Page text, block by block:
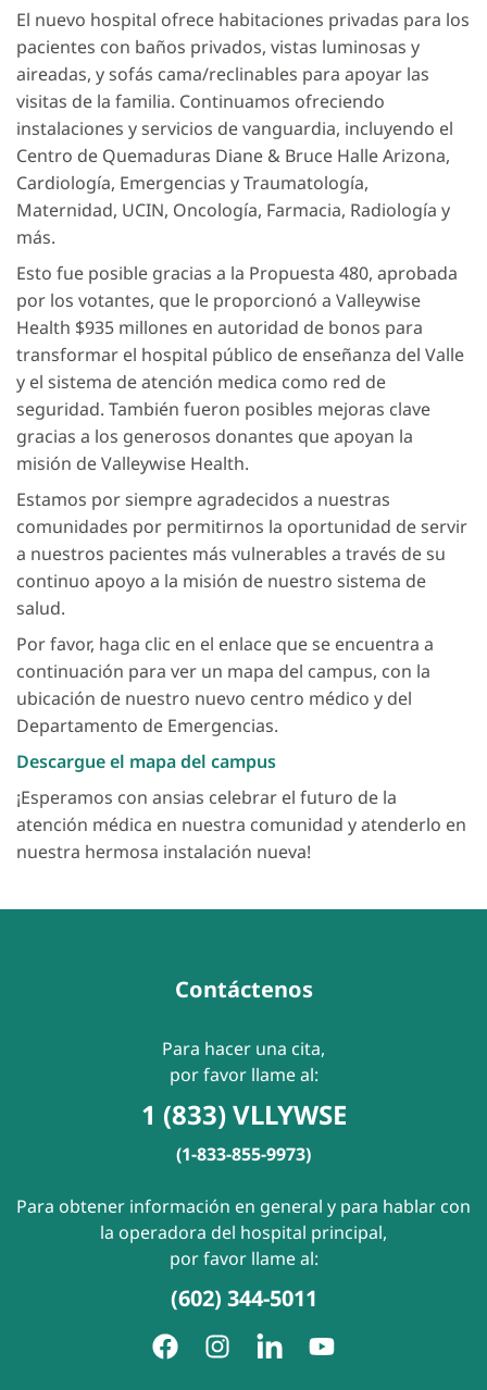
El nuevo hospital ofrece habitaciones privadas para los
pacientes con baños privados, vistas luminosas y
aireadas, y sofás cama/reclinables para apoyar las
visitas de la familia. Continuamos ofreciendo
instalaciones y servicios de vanguardia, incluyendo el
Centro de Quemaduras Diane & Bruce Halle Arizona,
Cardiología, Emergencias y Traumatología,
Maternidad, UCIN, Oncología, Farmacia, Radiología y
más.
Esto fue posible gracias a la Propuesta 480, aprobada
por los votantes, que le proporcionó a Valleywise
Health $935 millones en autoridad de bonos para
transformar el hospital público de enseñanza del Valle
y el sistema de atención medica como red de
seguridad. También fueron posibles mejoras clave
gracias a los generosos donantes que apoyan la
misión de Valleywise Health.
Estamos por siempre agradecidos a nuestras
comunidades por permitirnos la oportunidad de servir
a nuestros pacientes más vulnerables a través de su
continuo apoyo a la misión de nuestro sistema de
salud.
Por favor, haga clic en el enlace que se encuentra a
continuación para ver un mapa del campus, con la
ubicación de nuestro nuevo centro médico y del
Departamento de Emergencias.
Descargue el mapa del campus
¡Esperamos con ansias celebrar el futuro de la
atención médica en nuestra comunidad y atenderlo en
nuestra hermosa instalación nueva!
Contáctenos
Para hacer una cita,
por favor llame al:
1 (833) VLLYWSE
(1-833-855-9973)
Para obtener información en general y para hablar con
la operadora del hospital principal,
por favor llame al:
(602) 344-5011